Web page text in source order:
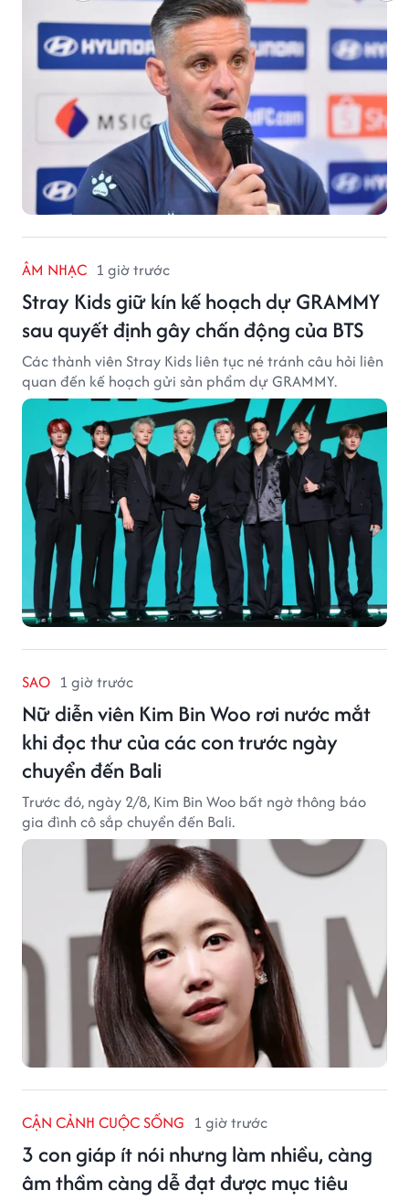
ÂM NHẠC 1 giờ trước
Stray Kids giữ kín kế hoạch dự GRAMMY
sau quyết định gây chấn động của BTS
Các thành viên Stray Kids liên tục né tránh câu hỏi liên
quan đến kế hoạch gửi sản phẩm dự GRAMMY.
SAO 1 giờ trước
Nữ diễn viên Kim Bin Woo rơi nước mắt
khi đọc thư của các con trước ngày
chuyển đến Bali
Trước đó, ngày 2/8, Kim Bin Woo bất ngờ thông báo
gia đình cô sắp chuyển đến Bali.
CẬN CẢNH CUỘC SỐNG 1 giờ trước
3 con giáp ít nói nhưng làm nhiều, càng
âm thầm càng dễ đạt được mục tiêu